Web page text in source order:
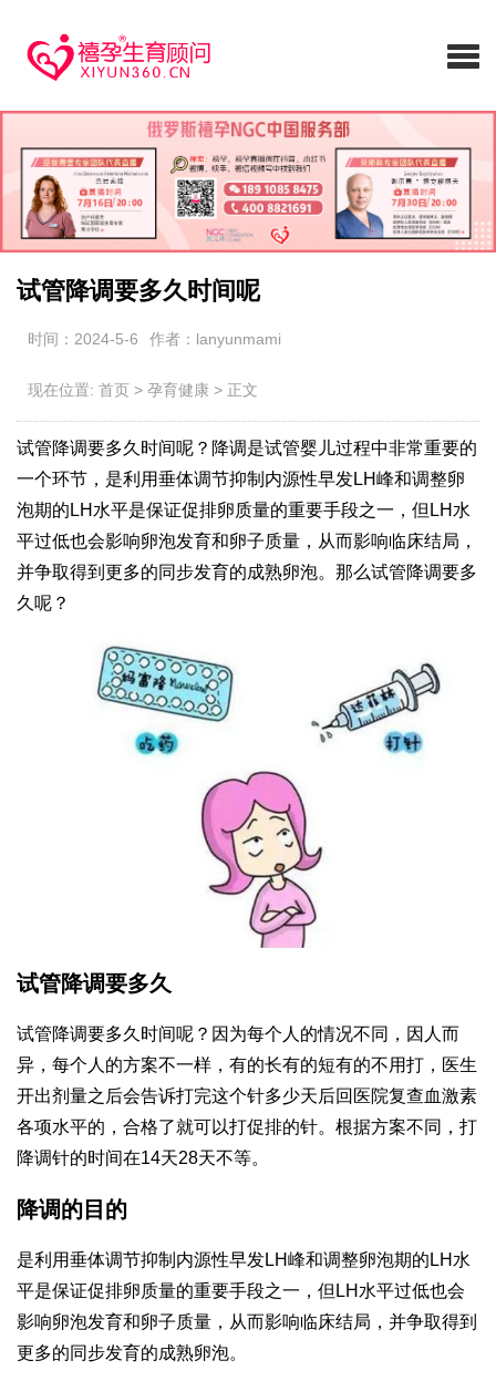
试管降调要多久时间呢
时间：2024-5-6 作者：lanyunmami
现在位置: 首页 > 孕育健康 > 正文
试管降调要多久时间呢？降调是试管婴儿过程中非常重要的
一个环节，是利用垂体调节抑制内源性早发LH峰和调整卵
泡期的LH水平是保证促排卵质量的重要手段之一，但LH水
平过低也会影响卵泡发育和卵子质量，从而影响临床结局，
并争取得到更多的同步发育的成熟卵泡。那么试管降调要多
久呢？
试管降调要多久
试管降调要多久时间呢？因为每个人的情况不同，因人而
异，每个人的方案不一样，有的长有的短有的不用打，医生
开出剂量之后会告诉打完这个针多少天后回医院复查血激素
各项水平的，合格了就可以打促排的针。根据方案不同，打
降调针的时间在14天28天不等。
降调的目的
是利用垂体调节抑制内源性早发LH峰和调整卵泡期的LH水
平是保证促排卵质量的重要手段之一，但LH水平过低也会
影响卵泡发育和卵子质量，从而影响临床结局，并争取得到
更多的同步发育的成熟卵泡。